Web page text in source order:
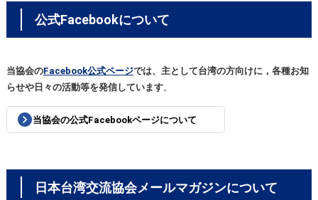
公式Facebookについて
当協会のFacebook公式ページでは、主として台湾の方向けに，各種お知
らせや日々の活動等を発信しています。
当協会の公式Facebookページについて
日本台湾交流協会メールマガジンについて